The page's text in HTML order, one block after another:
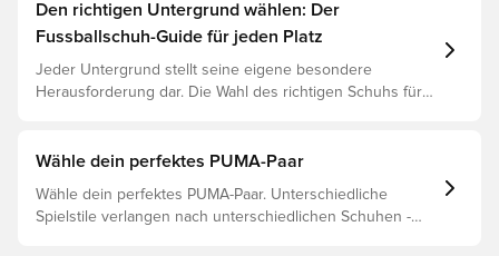
Den richtigen Untergrund wählen: Der
Fussballschuh-Guide für jeden Platz
Jeder Untergrund stellt seine eigene besondere
Herausforderung dar. Die Wahl des richtigen Schuhs für
Langlebigkeit des Schuhs. Lies weiter, um
verschiedenen Untergründe sind.
Wähle dein perfektes PUMA-Paar
Wähle dein perfektes PUMA-Paar. Unterschiedliche
Spielstile verlangen nach unterschiedlichen Schuhen -